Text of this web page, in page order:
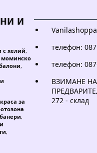
и
с хелий,
моминско
,
за
,
,
телефон:
телефон:
ВЗИМАНЕ
272 - склад